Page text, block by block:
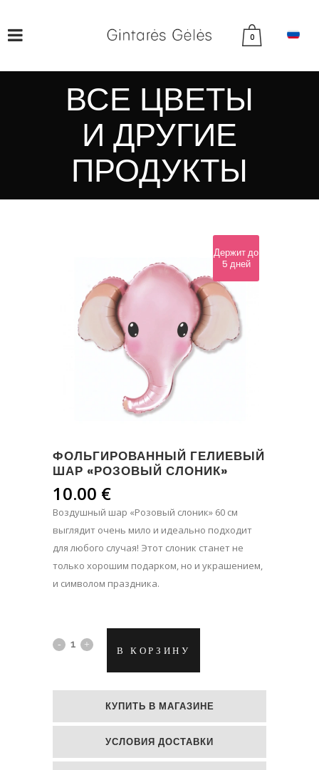
0
ВСЕ ЦВЕТЫ
И ДРУГИЕ
ПРОДУКТЫ
Держит до
5 дней
ФОЛЬГИРОВАННЫЙ ГЕЛИЕВЫЙ
ШАР «РОЗОВЫЙ СЛОНИК»
10.00 €
Воздушный шар «Розовый слоник» 60 см
выглядит очень мило и идеально подходит
для любого случая! Этот слоник станет не
только хорошим подарком, но и украшением,
и символом праздника.
Фольгированный
"Розовый
В КОРЗИНУ
КУПИТЬ В МАГАЗИНЕ
УСЛОВИЯ ДОСТАВКИ